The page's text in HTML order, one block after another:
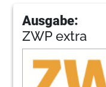
Ausgabe:
ZWP extra